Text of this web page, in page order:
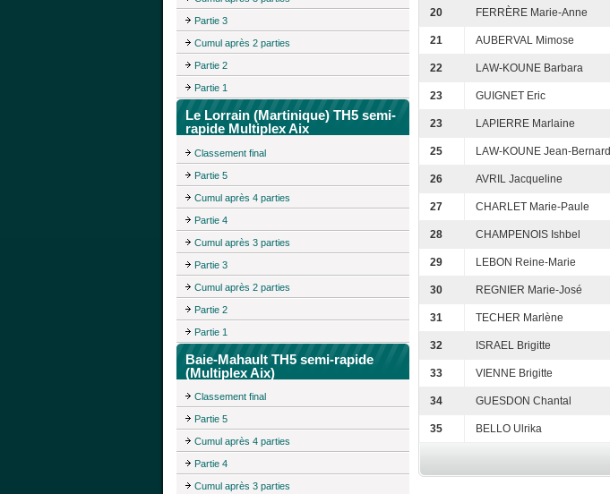
Partie 3
Cumul après 2 parties
Partie 2
Partie 1
Le Lorrain (Martinique) TH5 semi-
rapide Multiplex Aix
Classement final
Partie 5
Cumul après 4 parties
Partie 4
Cumul après 3 parties
Partie 3
Cumul après 2 parties
Partie 2
Partie 1
Baie-Mahault TH5 semi-rapide
(Multiplex Aix)
Classement final
Partie 5
Cumul après 4 parties
Partie 4
Cumul après 3 parties
20 FERRÈRE Marie-Anne
21 AUBERVAL Mimose
22 LAW-KOUNE Barbara
23 GUIGNET Eric
23 LAPIERRE Marlaine
25 LAW-KOUNE Jean-Bernard
26 AVRIL Jacqueline
27 CHARLET Marie-Paule
28 CHAMPENOIS Ishbel
29 LEBON Reine-Marie
30 REGNIER Marie-José
31 TECHER Marlène
32 ISRAEL Brigitte
33 VIENNE Brigitte
34 GUESDON Chantal
35 BELLO Ulrika